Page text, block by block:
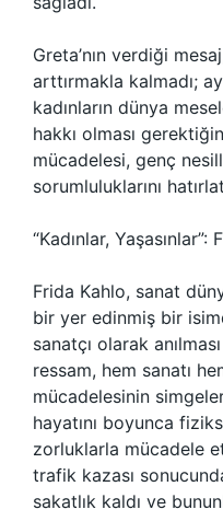
Greta’nın verdiği
arttırmakla kalmadı;
kadınların dünya
hakkı olması
mücadelesi, genç
sorumluluklarını
“Kadınlar, Yaşasınlar”:
Frida Kahlo, sanat
bir yer edinmiş bir
sanatçı olarak
ressam, hem sanatı
mücadelesinin
hayatını boyunca
zorluklarla mücadele
trafik kazası
sakatlık kaldı ve